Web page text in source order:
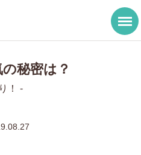
秘密は？
！ -